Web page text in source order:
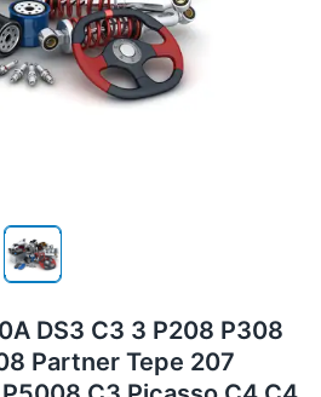
DS3 C3 3 P208 P308
Partner Tepe 207